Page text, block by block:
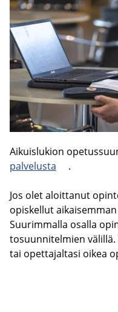
Ai­kuis­lu­kion
palvelusta
.
Jos olet aloit­ta­nut
opis­kel­lut
Suu­rim­mal­la osal­la
to­suun­ni­tel­mien
tai opet­ta­jal­ta­si oikea